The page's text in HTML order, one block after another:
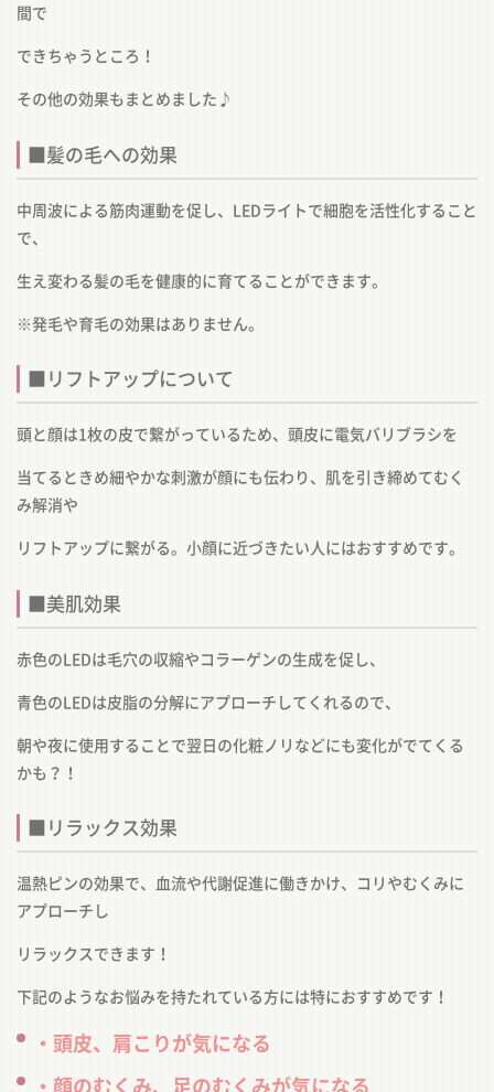
間で
できちゃうところ！
その他の効果もまとめました♪
■髪の毛への効果
中周波による筋肉運動を促し、LEDライトで細胞を活性化すること
で、
生え変わる髪の毛を健康的に育てることができます。
※発毛や育毛の効果はありません。
■リフトアップについて
頭と顔は1枚の皮で繋がっているため、頭皮に電気バリブラシを
当てるときめ細やかな刺激が顔にも伝わり、肌を引き締めてむく
み解消や
リフトアップに繋がる。小顔に近づきたい人にはおすすめです。
■美肌効果
赤色のLEDは毛穴の収縮やコラーゲンの生成を促し、
青色のLEDは皮脂の分解にアプローチしてくれるので、
朝や夜に使用することで翌日の化粧ノリなどにも変化がでてくる
かも？！
■リラックス効果
温熱ピンの効果で、血流や代謝促進に働きかけ、コリやむくみに
アプローチし
リラックスできます！
下記のようなお悩みを持たれている方には特におすすめです！
・頭皮、肩こりが気になる
・顔のむくみ、足のむくみが気になる